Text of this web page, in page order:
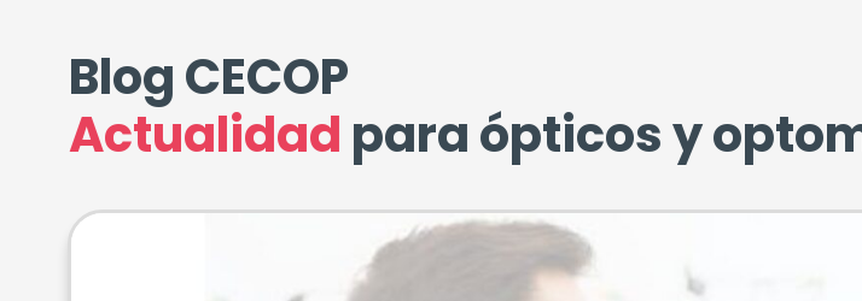
Blog CECOP
Actualidad para ópticos y